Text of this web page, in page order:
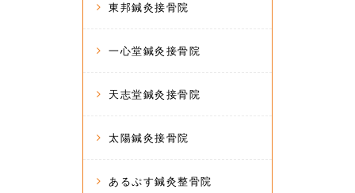
東邦鍼灸接骨院
一心堂鍼灸接骨院
天志堂鍼灸接骨院
太陽鍼灸接骨院
あるぷす鍼灸整骨院